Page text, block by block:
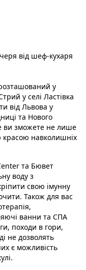
від шеф-кухаря
у
у селі Ластівка
від Львова у
та Нового
ви зможете не лише
красою навколишніх
та Бювет
воду з
свою імунну
Також для вас
ванни та СПА
походи в гори,
не дозволять
є можливість